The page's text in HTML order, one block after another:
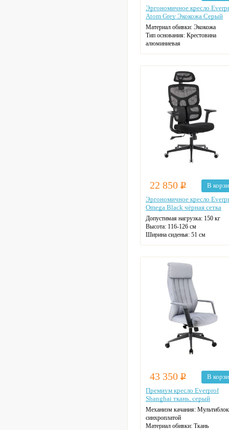
Эргономичное кресло
Atom Grey Экокожа Серый
Материал обивки: Экокожа
Тип основания: Крестовина
алюминиевая
22 850 Р
В
Эргономичное кресло
Omega Black чёрная сетка
Допустимая нагрузка: 150 кг
Высота: 116-126 см
Ширина сиденья: 51 см
43 350 Р
В
Премиум кресло Everprof
Shanghai ткань, серый
Механизм качания:
синхроплатой
Материал обивки: Ткань